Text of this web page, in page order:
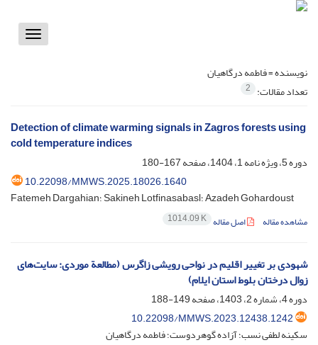
Toggle
نویسنده =فاطمه درگاهیان
تعداد مقالات: 2
Detection of climate warming signals in Zagros forests using
cold temperature indices
دوره 5، ویژه نامه 1، 1404، صفحه
167-180
10.22098/MMWS.2025.18026.1640
Fatemeh Dargahian؛ Sakineh Lotfinasabasl؛ Azadeh Gohardoust
مشاهده مقاله اصل مقاله 1014.09 K
شهودی بر تغییر اقلیم در نواحی رویشی زاگرس (مطالعة موردی: سایت‌های
زوال درختان بلوط استان ایلام)
دوره 4، شماره 2، 1403، صفحه
149-188
10.22098/MMWS.2023.12438.1242
سکینه لطفی نسب؛ آزاده گوهردوست؛ فاطمه درگاهیان